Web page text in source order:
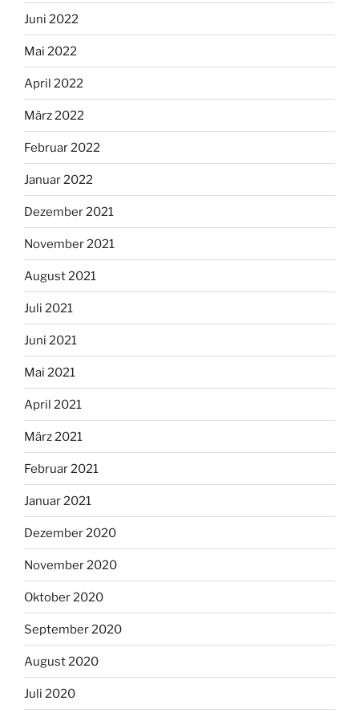
Juni 2022
Mai 2022
April 2022
März 2022
Februar 2022
Januar 2022
Dezember 2021
November 2021
August 2021
Juli 2021
Juni 2021
Mai 2021
April 2021
März 2021
Februar 2021
Januar 2021
Dezember 2020
November 2020
Oktober 2020
September 2020
August 2020
Juli 2020